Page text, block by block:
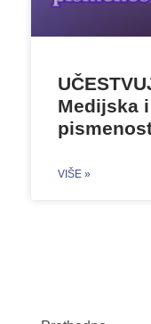
Medijska
VIŠE »